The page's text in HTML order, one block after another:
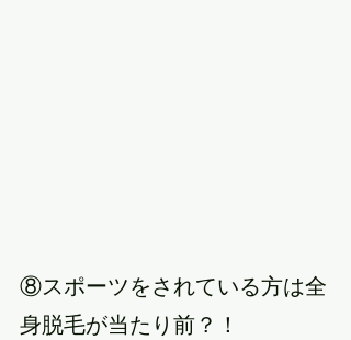
⑧スポーツをされている方は全
身脱毛が当たり前？！